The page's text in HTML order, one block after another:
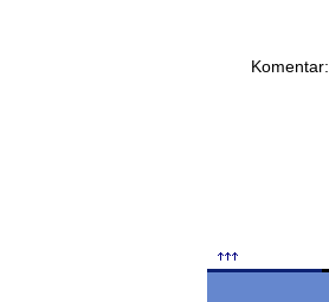
Komentar: